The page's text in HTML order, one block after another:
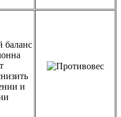
баланс
и